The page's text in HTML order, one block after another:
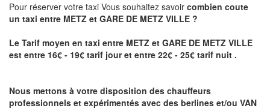
Pour réserver votre taxi Vous souhaitez savoir combien coute
un taxi entre METZ et GARE DE METZ VILLE ?
Le Tarif moyen en taxi entre METZ et GARE DE METZ VILLE
est entre 16€ - 19€ tarif jour et entre 22€ - 25€ tarif nuit .
Nous mettons à votre disposition des chauffeurs
professionnels et expérimentés avec des berlines et/ou VAN